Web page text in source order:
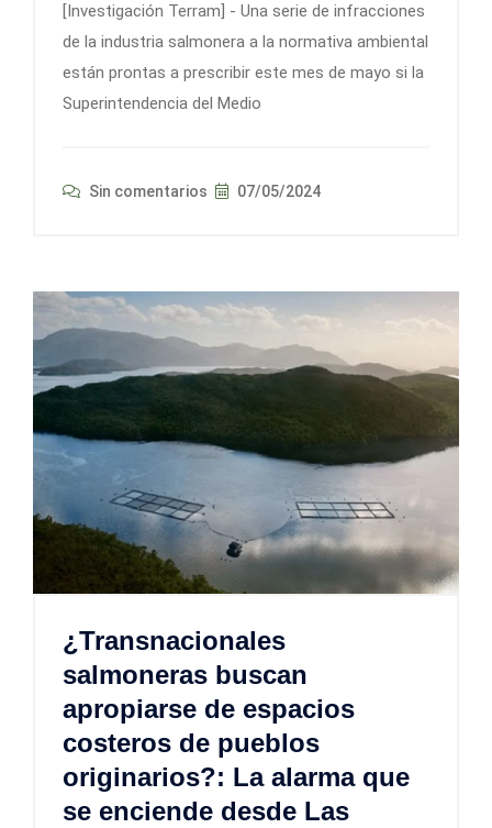
[Investigación Terram] - Una serie de infracciones
de la industria salmonera a la normativa ambiental
están prontas a prescribir este mes de mayo si la
Superintendencia del Medio
Sin comentarios 07/05/2024
¿Transnacionales
salmoneras buscan
apropiarse de espacios
costeros de pueblos
originarios?: La alarma que
se enciende desde Las